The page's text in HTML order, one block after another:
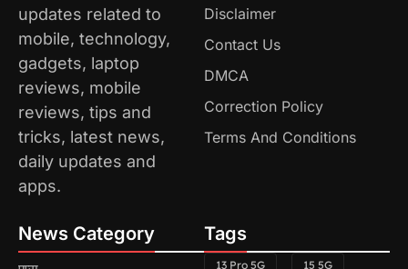
updates related to
mobile, technology,
gadgets, laptop
reviews, mobile
reviews, tips and
tricks, latest news,
daily updates and
apps.
Disclaimer
Contact Us
DMCA
Correction Policy
Terms And Conditions
News Category Tags
13 Pro 5G 15 5G